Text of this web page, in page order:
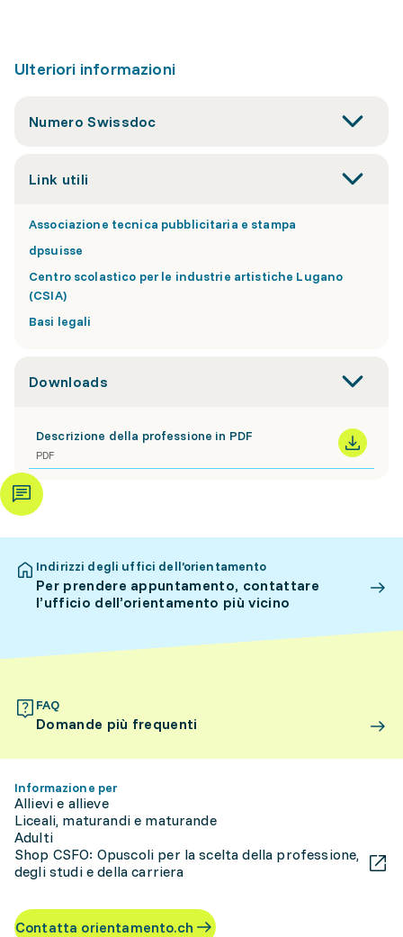
Ulteriori informazioni
Numero Swissdoc
Link utili
Associazione tecnica pubblicitaria e stampa
dpsuisse
Centro scolastico per le industrie artistiche Lugano
(CSIA)
Basi legali
Downloads
Descrizione della professione in PDF
PDF
Indirizzi degli uffici dell’orientamento
Per prendere appuntamento, contattare
l’ufficio dell’orientamento più vicino
FAQ
Domande più frequenti
Informazione per
Allievi e allieve
Liceali, maturandi e maturande
Adulti
Shop CSFO: Opuscoli per la scelta della professione,
degli studi e della carriera
Contatta orientamento.ch